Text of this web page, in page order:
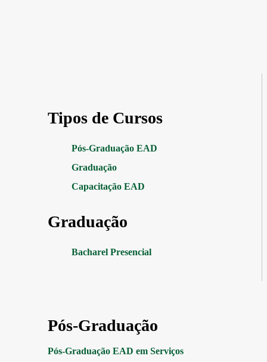
Tipos de Cursos
Pós-Graduação EAD
Graduação
Capacitação EAD
Graduação
Bacharel Presencial
Pós-Graduação
Pós-Graduação EAD em Serviços